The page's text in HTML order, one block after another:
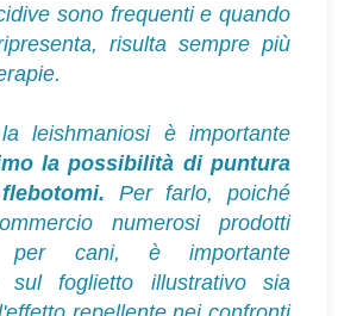
sono frequenti e quando
risulta sempre più
la leishmaniosi è importante
la possibilità di puntura
Per farlo, poiché
numerosi prodotti
per cani, è importante
sul foglietto illustrativo sia